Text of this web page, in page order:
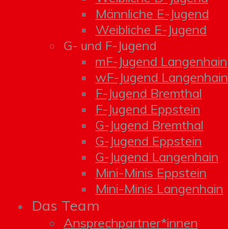
Männliche E-Jugend
Weibliche E-Jugend
G- und F-Jugend
mF-Jugend Langenhain
wF-Jugend Langenhain
F-Jugend Bremthal
F-Jugend Eppstein
G-Jugend Bremthal
G-Jugend Eppstein
G-Jugend Langenhain
Mini-Minis Eppstein
Mini-Minis Langenhain
Das Team
Ansprechpartner*innen